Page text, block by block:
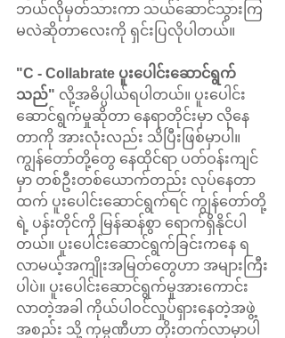
ဘယ်လိုမှတ်သားကာ သယ်ဆောင်သွားကြ
မလဲဆိုတာလေးကို ရှင်းပြလိုပါတယ်။
"C - Collabrate ပူးပေါင်းဆောင်ရွက်
သည်" လို့အဓိပ္ပါယ်ရပါတယ်။ ပူးပေါင်း
ဆောင်ရွက်မှုဆိုတာ နေရာတိုင်းမှာ လိုနေ
တာကို အားလုံးလည်း သိပြီးဖြစ်မှာပါ။
ကျွန်တော်တို့တွေ နေထိုင်ရာ ပတ်ဝန်းကျင်
မှာ တစ်ဦးတစ်ယောက်တည်း လုပ်နေတာ
ထက် ပူးပေါင်းဆောင်ရွက်ရင် ကျွန်တော်တို့
ရဲ့ ပန်းတိုင်ကို မြန်ဆန်စွာ ရောက်ရှိနိုင်ပါ
တယ်။ ပူးပေါင်းဆောင်ရွက်ခြင်းကနေ ရ
လာမယ့်အကျိုးအမြတ်တွေဟာ အများကြီး
ပါပဲ။ ပူးပေါင်းဆောင်ရွက်မှုအားကောင်း
လာတဲ့အခါ ကိုယ်ပါဝင်လှုပ်ရှားနေတဲ့အဖွဲ့
အစည်း သို့ ကုမ္ပဏီဟာ တိုးတက်လာမှာပါ